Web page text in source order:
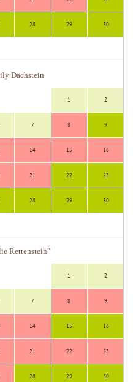
28 29 30
Dachstein
1 2
7 8 9
14 15 16
21 22 23
28 29 30
Rettenstein"
1 2
7 8 9
14 15 16
21 22 23
28 29 30